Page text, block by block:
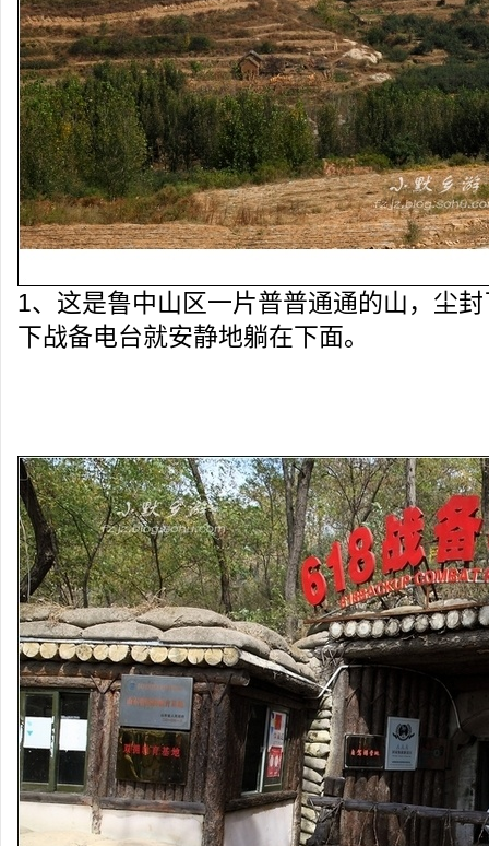
1、这是鲁中山区一片普普通通的山，尘
下战备电台就安静地躺在下面。